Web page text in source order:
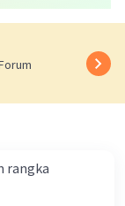
rangka